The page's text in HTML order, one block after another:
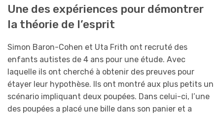
Une des expériences pour démontrer
la théorie de l’esprit
Simon Baron-Cohen et Uta Frith ont recruté des
enfants autistes de 4 ans pour une étude. Avec
laquelle ils ont cherché à obtenir des preuves pour
étayer leur hypothèse. Ils ont montré aux plus petits un
scénario impliquant deux poupées. Dans celui-ci, l’une
des poupées a placé une bille dans son panier et a